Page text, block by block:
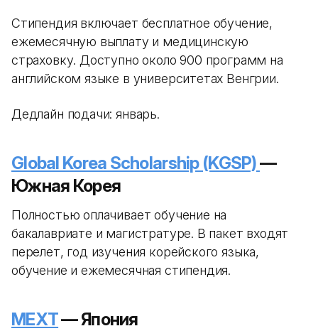
Стипендия включает бесплатное обучение,
ежемесячную выплату и медицинскую
страховку. Доступно около 900 программ на
английском языке в университетах Венгрии.
Дедлайн подачи: январь.
Global Korea Scholarship (KGSP)—
Южная Корея
Полностью оплачивает обучение на
бакалавриате и магистратуре. В пакет входят
перелет, год изучения корейского языка,
обучение и ежемесячная стипендия.
MEXT— Япония